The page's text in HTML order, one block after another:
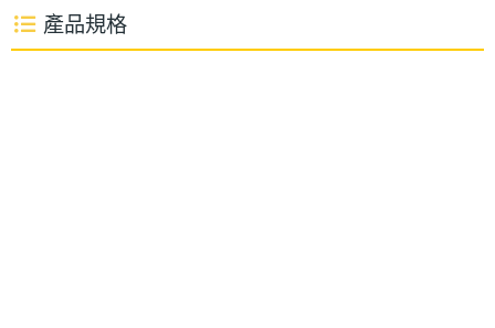
產品規格